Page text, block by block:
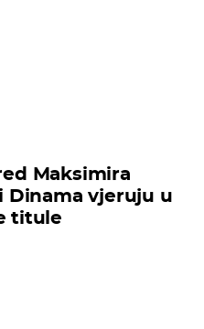
Maksimira
Dinama vjeruju u
titule